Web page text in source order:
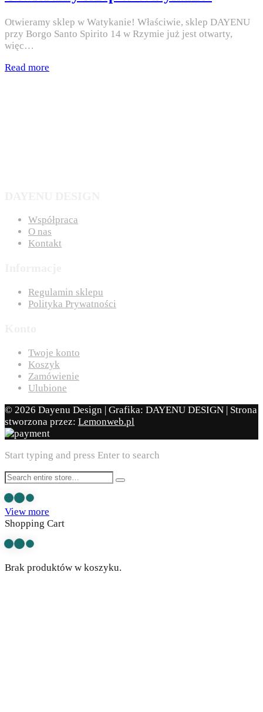
Otwieramy sklep w Watykanie! Właściwie, sklep DAYENU
przy Borgo Santo Spirito 14 w Rzymie już jest otwarty,
więc…
Read more
Współpraca
O nas
Kontakt
Regulamin sklepu
Polityka Prywatności
Twoje konto
Koszyk
Zamówienie
Ulubione
© 2026 Dayenu Design | Grafika: DAYENU DESIGN | Strona
stworzona przez: Lemonweb.pl
Start typing and press Enter to search
View more
Shopping Cart
Brak produktów w koszyku.